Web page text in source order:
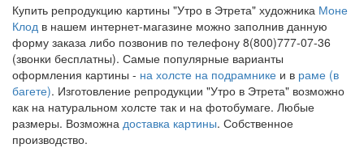
Купить репродукцию картины "Утро в Этрета" художника Моне
Клод в нашем интернет-магазине можно заполнив данную
форму заказа либо позвонив по телефону 8(800)777-07-36
(звонки бесплатны). Самые популярные варианты
оформления картины - на холсте на подрамнике и в раме (в
багете). Изготовление репродукции "Утро в Этрета" возможно
как на натуральном холсте так и на фотобумаге. Любые
размеры. Возможна доставка картины. Собственное
производство.